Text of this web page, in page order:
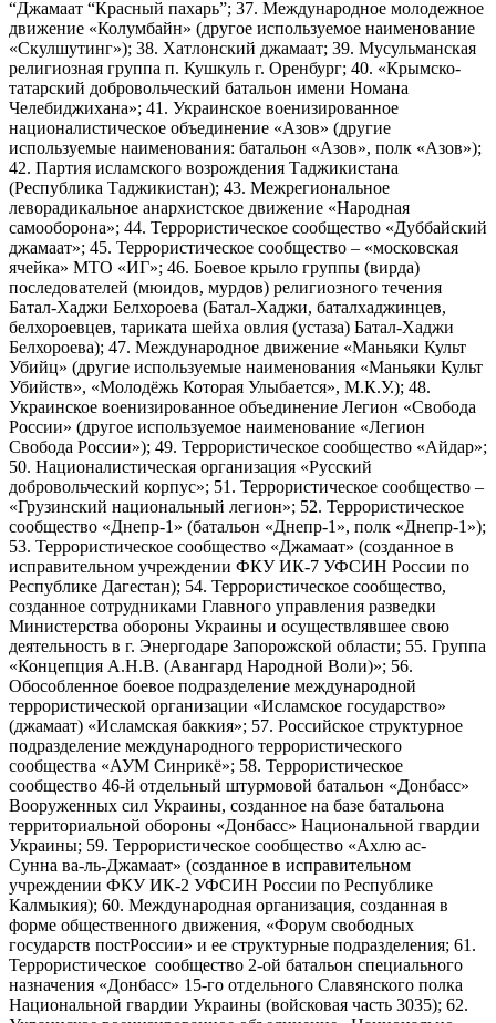
“Джамаат “Красный пахарь”; 37. Международное молодежное
движение «Колумбайн» (другое используемое наименование
«Скулшутинг»); 38. Хатлонский джамаат; 39. Мусульманская
религиозная группа п. Кушкуль г. Оренбург; 40. «Крымско-
татарский добровольческий батальон имени Номана
Челебиджихана»; 41. Украинское военизированное
националистическое объединение «Азов» (другие
используемые наименования: батальон «Азов», полк «Азов»);
42. Партия исламского возрождения Таджикистана
(Республика Таджикистан); 43. Межрегиональное
леворадикальное анархистское движение «Народная
самооборона»; 44. Террористическое сообщество «Дуббайский
джамаат»; 45. Террористическое сообщество – «московская
ячейка» МТО «ИГ»; 46. Боевое крыло группы (вирда)
последователей (мюидов, мурдов) религиозного течения
Батал-Хаджи Белхороева (Батал-Хаджи, баталхаджинцев,
белхороевцев, тариката шейха овлия (устаза) Батал-Хаджи
Белхороева); 47. Международное движение «Маньяки Культ
Убийц» (другие используемые наименования «Маньяки Культ
Убийств», «Молодёжь Которая Улыбается», М.К.У.); 48.
Украинское военизированное объединение Легион «Свобода
России» (другое используемое наименование «Легион
Свобода России»); 49. Террористическое сообщество «Айдар»;
50. Националистическая организация «Русский
добровольческий корпус»; 51. Террористическое сообщество –
«Грузинский национальный легион»; 52. Террористическое
сообщество «Днепр-1» (батальон «Днепр-1», полк «Днепр-1»);
53. Террористическое сообщество «Джамаат» (созданное в
исправительном учреждении ФКУ ИК-7 УФСИН России по
Республике Дагестан); 54. Террористическое сообщество,
созданное сотрудниками Главного управления разведки
Министерства обороны Украины и осуществлявшее свою
деятельность в г. Энергодаре Запорожской области; 55. Группа
«Концепция А.Н.В. (Авангард Народной Воли)»; 56.
Обособленное боевое подразделение международной
террористической организации «Исламское государство»
(джамаат) «Исламская баккия»; 57. Российское структурное
подразделение международного террористического
сообщества «АУМ Синрикё»; 58. Террористическое
сообщество 46-й отдельный штурмовой батальон «Донбасс»
Вооруженных сил Украины, созданное на базе батальона
территориальной обороны «Донбасс» Национальной гвардии
Украины; 59. Террористическое сообщество «Ахлю ас-
Сунна ва-ль-Джамаат» (созданное в исправительном
учреждении ФКУ ИК-2 УФСИН России по Республике
Калмыкия); 60. Международная организация, созданная в
форме общественного движения, «Форум свободных
государств постРоссии» и ее структурные подразделения; 61.
Террористическое сообщество 2-ой батальон специального
назначения «Донбасс» 15-го отдельного Славянского полка
Национальной гвардии Украины (войсковая часть 3035); 62.